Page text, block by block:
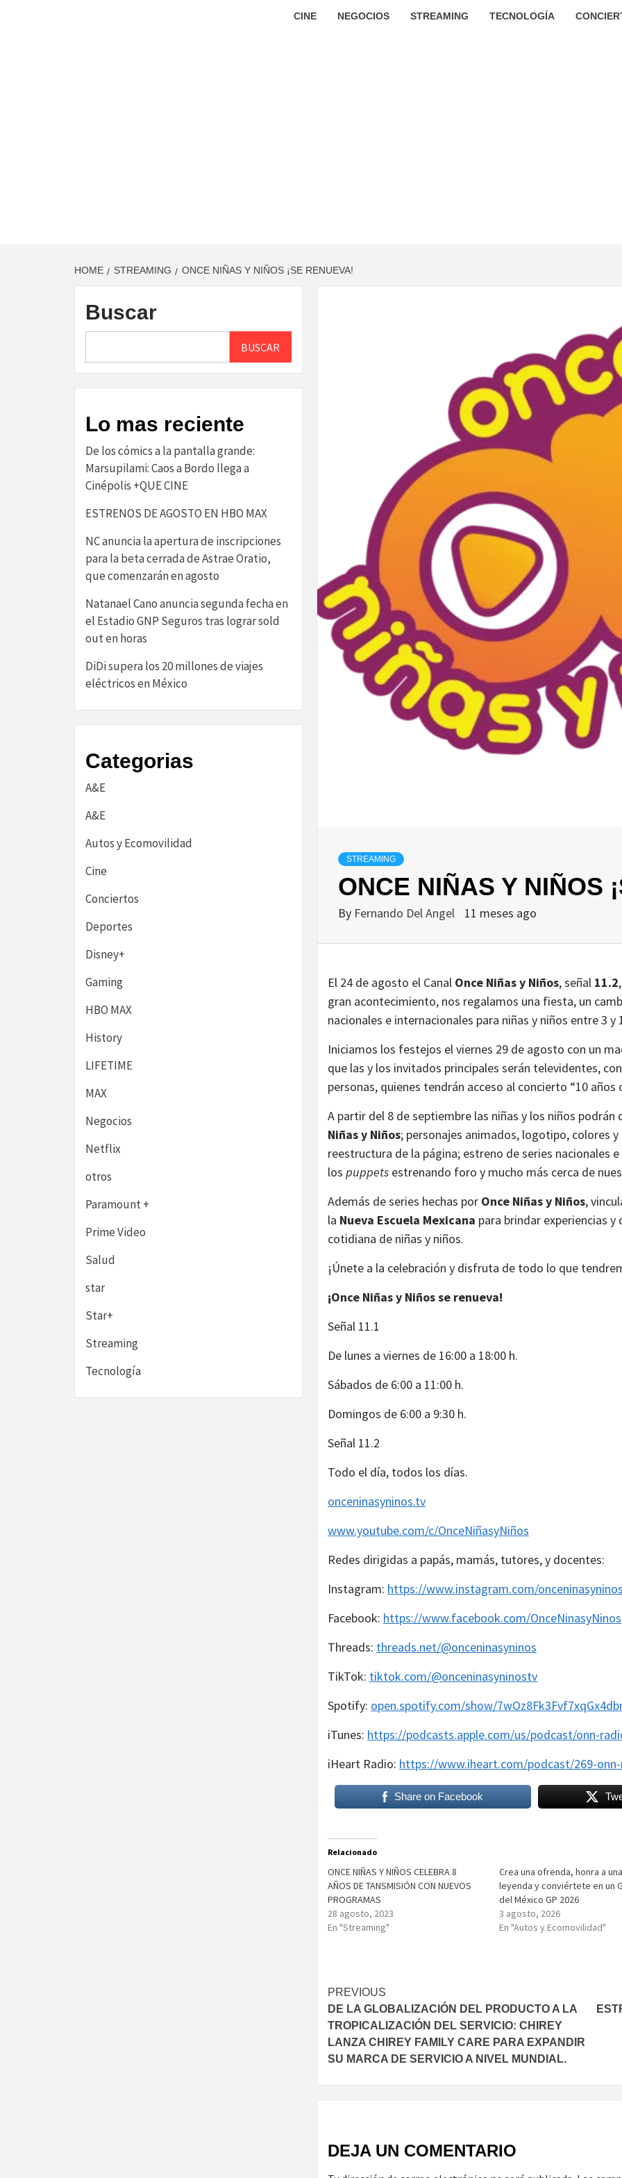
CINE NEGOCIOS STREAMING TECNOLOGÍA
HOME STREAMING ONCE NIÑAS Y NIÑOS ¡SE RENUEVA!
STREAMING
ONCE NIÑAS Y NIÑOS
By Fernando Del Angel 11 meses ago
El 24 de agosto el Canal Once Niñas y Niños, señal 11.2
gran acontecimiento, nos regalamos una fiesta, un
nacionales e internacionales para niñas y niños entre 3 y
Iniciamos los festejos el viernes 29 de agosto con un
que las y los invitados principales serán televidentes,
personas, quienes tendrán acceso al concierto “10
A partir del 8 de septiembre las niñas y los niños
Niñas y Niños; personajes animados, logotipo, colores
reestructura de la página; estreno de series nacionales
los puppets estrenando foro y mucho más cerca de
Además de series hechas por Once Niñas y Niños,
la Nueva Escuela Mexicana para brindar experiencias
cotidiana de niñas y niños.
¡Únete a la celebración y disfruta de todo lo que
¡Once Niñas y Niños se renueva!
Señal 11.1
De lunes a viernes de 16:00 a 18:00 h.
Sábados de 6:00 a 11:00 h.
Domingos de 6:00 a 9:30 h.
Señal 11.2
Todo el día, todos los días.
onceninasyninos.tv
www.youtube.com/c/OnceNiñasyNiños
Redes dirigidas a papás, mamás, tutores, y docentes:
Instagram: https://www.instagram.com/
Facebook: https://www.facebook.com/OnceNinasyNinos
Threads: threads.net/@onceninasyninos
TikTok: tiktok.com/@onceninasyninostv
Spotify: open.spotify.com/show/
iTunes: https://podcasts.apple.com/us/podcast/onn-
iHeart Radio: https://www.iheart.com/podcast/269-
Share on Facebook
Relacionado
ONCE NIÑAS Y NIÑOS CELEBRA 8
AÑOS DE TANSMISIÓN CON NUEVOS
PROGRAMAS
28 agosto, 2023
En "Streaming"
Crea una ofrenda, honra a
leyenda y conviértete en un
del México GP 2026
3 agosto, 2026
En "Autos y Ecomovilidad"
Post
navigation
PREVIOUS
DE LA GLOBALIZACIÓN DEL PRODUCTO A LA
TROPICALIZACIÓN DEL SERVICIO: CHIREY
LANZA CHIREY FAMILY CARE PARA EXPANDIR
SU MARCA DE SERVICIO A NIVEL MUNDIAL.
DEJA UN COMENTARIO
Buscar
BUSCAR
Lo mas reciente
De los cómics a la pantalla grande:
Marsupilami: Caos a Bordo llega a
Cinépolis +QUE CINE
ESTRENOS DE AGOSTO EN HBO MAX
NC anuncia la apertura de inscripciones
para la beta cerrada de Astrae Oratio,
que comenzarán en agosto
Natanael Cano anuncia segunda fecha en
el Estadio GNP Seguros tras lograr sold
out en horas
DiDi supera los 20 millones de viajes
eléctricos en México
Categorias
A&E
A&E
Autos y Ecomovilidad
Cine
Conciertos
Deportes
Disney+
Gaming
HBO MAX
History
LIFETIME
MAX
Negocios
Netflix
otros
Paramount +
Prime Video
Salud
star
Star+
Streaming
Tecnología